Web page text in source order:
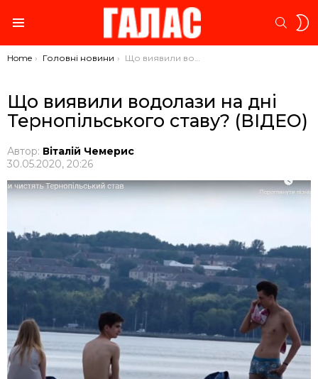
You are here:
Home Головні новини Що виявили водолази на дні Тернопільського ставу? (ВІДЕО)
Що виявили водолази на дні
Тернопільського ставу? (ВІДЕО)
Автор: Віталій Чемерис
30.05.2020, 20:26